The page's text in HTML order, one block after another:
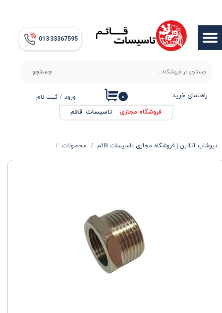
013​​​​​​​ 33367595
جستجو
ورود / ثبت نام
حساب کاربری من
تغییر گذر واژه
سفارشات
خروج از حساب کاربری
راهنمای خرید ۰
فروشگاه مجازی تاسیسات قائم
نیوشاپ آنلاین | فروشگاه مجازی تاسیسات قائم محصولات